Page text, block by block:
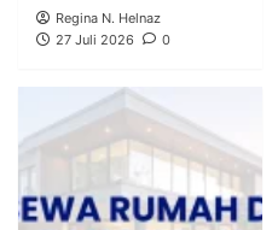
Regina N. Helnaz
27 Juli 2026
0